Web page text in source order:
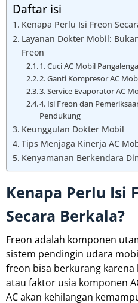
Daftar isi
Kenapa Perlu Isi Freon
Layanan Dokter Mobil:
Freon
1. Cuci AC Mobil
2. Ganti Kompresor AC
3. Service Evaporator AC
4. Isi Freon dan
Pendukung
Keunggulan Dokter Mobil
Tips Menjaga Kinerja AC
Kenyamanan Berkendara
Kenapa Perlu Isi
Secara Berkala?
Freon adalah komponen
sistem pendingin udara
freon bisa berkurang karena
atau faktor usia komponen
AC akan kehilangan